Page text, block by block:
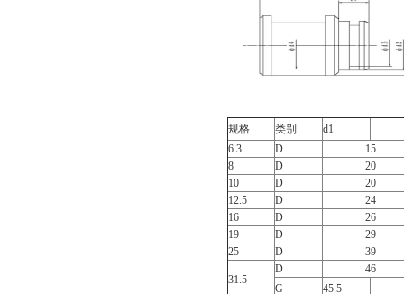
规格 类别
d1
6.3
D
15
8
D
20
10
D
20
12.5
D
24
16
D
26
19
D
29
25
D 39
31.5
D
46
G
45.5